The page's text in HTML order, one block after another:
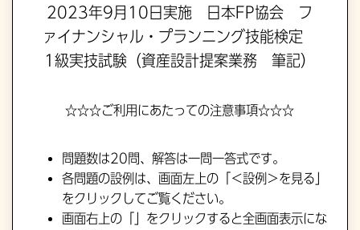
2023年9月10日実施 日本FP協会 フ
ァイナンシャル・プランニング技能検定
1級実技試験（資産設計提案業務 筆記）
☆☆☆ご利用にあたっての注意事項☆☆☆
問題数は20問、解答は一問一答式です。
各問題の設例は、画面左上の「＜設例＞を見る」
をクリックしてご覧ください。
画面右上の「」をクリックすると全画面表示にな